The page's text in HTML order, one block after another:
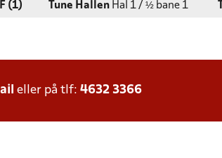
(1) Tune Hallen Hal 1 / ½ bane 1
eller på tlf: 4632 3366